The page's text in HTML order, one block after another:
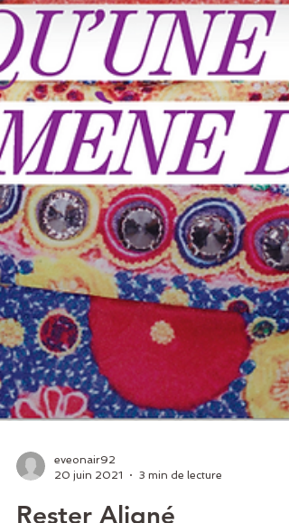
20 juin 2021
3 min de lecture